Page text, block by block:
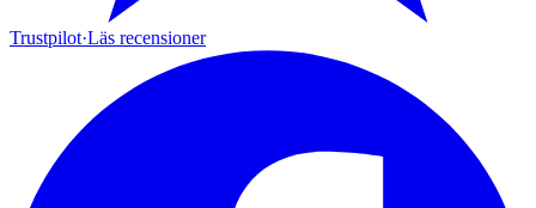
Trustpilot·Läs recensioner